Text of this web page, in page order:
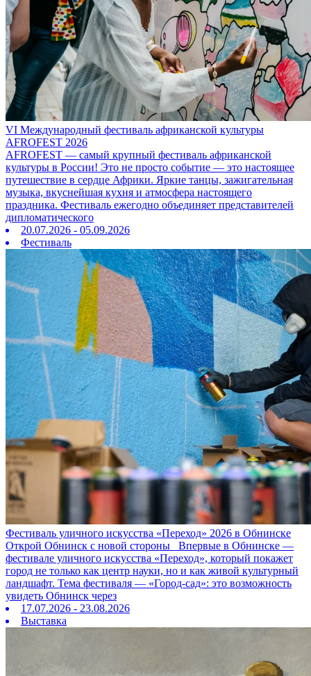
VI Международный фестиваль африканской культуры
AFROFEST 2026
AFROFEST — самый крупный фестиваль африканской
культуры в России! Это не просто событие — это настоящее
путешествие в сердце Африки. Яркие танцы, зажигательная
музыка, вкуснейшая кухня и атмосфера настоящего
праздника. Фестиваль ежегодно объединяет представителей
дипломатического
20.07.2026 - 05.09.2026
Фестиваль
Фестиваль уличного искусства «Переход» 2026 в Обнинске
Открой Обнинск с новой стороны Впервые в Обнинске —
фестивале уличного искусства «Переход», который покажет
город не только как центр науки, но и как живой культурный
ландшафт. Тема фестиваля — «Город‑сад»: это возможность
увидеть Обнинск через
17.07.2026 - 23.08.2026
Выставка